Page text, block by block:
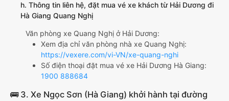
h. Thông tin liên hệ, đặt mua vé xe khách từ Hải Dương đi
Hà Giang Quang Nghị
Văn phòng xe Quang Nghị ở Hải Dương:
Xem địa chỉ văn phòng nhà xe Quang Nghị:
https://vexere.com/vi-VN/xe-quang-nghi
Số điện thoại đặt mua vé xe Hải Dương Hà Giang:
1900 888684
🚌 3. Xe Ngọc Sơn (Hà Giang) khởi hành tại đường